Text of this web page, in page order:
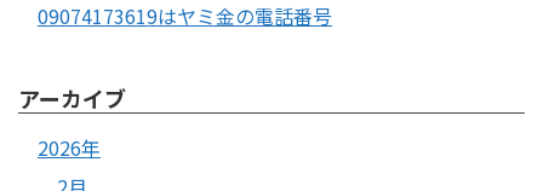
09074173619はヤミ金の電話番号
アーカイブ
2026年